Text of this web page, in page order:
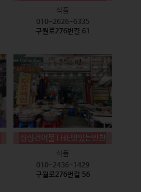
식품
010-2626-6335
구월로276번길 61
싱싱건어물THE맛있는반찬
식품
010-2436-1429
구월로276번길 56